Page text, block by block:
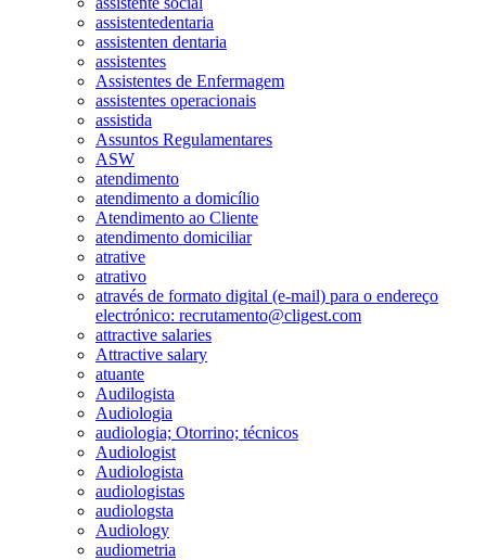
assistentedentaria
assistenten dentaria
assistentes
Assistentes de Enfermagem
assistentes operacionais
assistida
Assuntos Regulamentares
ASW
atendimento
atendimento a domicílio
Atendimento ao Cliente
atendimento domiciliar
atrative
atrativo
através de formato digital (e-mail) para o endereço
electrónico: recrutamento@cligest.com
attractive salaries
Attractive salary
atuante
Audilogista
Audiologia
audiologia; Otorrino; técnicos
Audiologist
Audiologista
audiologistas
audiologsta
Audiology
audiometria